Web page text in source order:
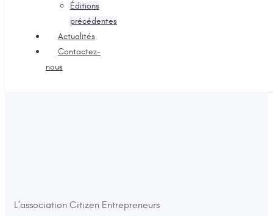
Éditions
précédentes
Actualités
Contactez-
nous
L’association Citizen Entrepreneurs